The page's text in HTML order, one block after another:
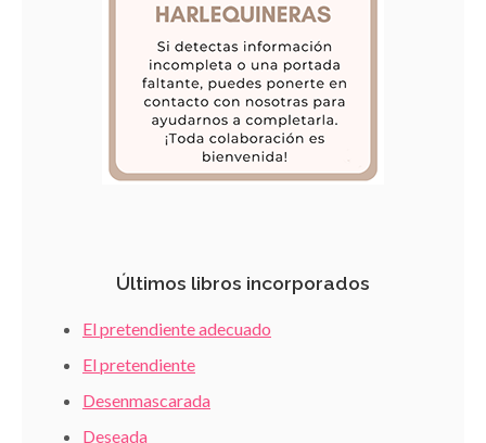
Últimos libros incorporados
El pretendiente adecuado
El pretendiente
Desenmascarada
Deseada